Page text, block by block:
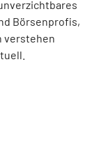
Börsenprofis,
verstehen